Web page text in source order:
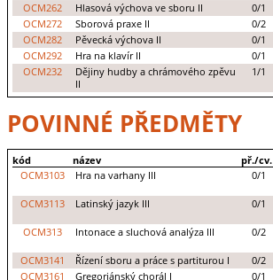
OCM262
Hlasová výchova ve sboru II 0/1
OCM272
Sborová praxe II 0/2
OCM282
Pěvecká výchova II 0/1
OCM292
Hra na klavír II 0/1
OCM232
Dějiny hudby a chrámového zpěvu
II
1/1
POVINNÉ PŘEDMĚTY
kód název př./cv.
OCM3103
Hra na varhany III 0/1
OCM3113 Latinský jazyk III 0/1
OCM313 Intonace a sluchová analýza III 0/2
OCM3141 Řízení sboru a práce s partiturou I 0/2
OCM3161
Gregoriánský chorál I 0/1